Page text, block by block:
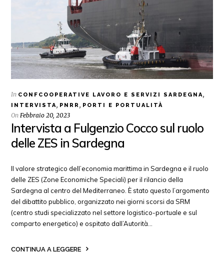
In CONFCOOPERATIVE LAVORO E SERVIZI SARDEGNA,
INTERVISTA, PNRR, PORTI E PORTUALITÀ
OnFebbraio 20, 2023
Intervista a Fulgenzio Cocco sul ruolo
delle ZES in Sardegna
Il valore strategico dell’economia marittima in Sardegna e il ruolo
delle ZES (Zone Economiche Speciali) per il rilancio della
Sardegna al centro del Mediterraneo. È stato questo l’argomento
del dibattito pubblico, organizzato nei giorni scorsi da SRM
(centro studi specializzato nel settore logistico-portuale e sul
comparto energetico) e ospitato dall’Autorità…
CONTINUA A LEGGERE